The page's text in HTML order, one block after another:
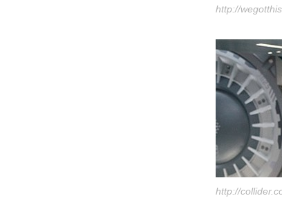
http://
http://